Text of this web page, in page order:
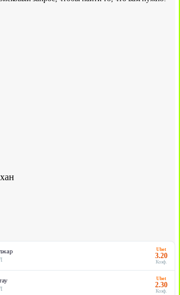
Ubet
3.20
Коэф.
Ubet
2.30
Коэф.